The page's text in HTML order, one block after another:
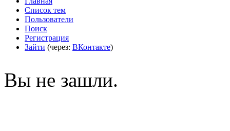
Список тем
Пользователи
Поиск
Регистрация
Зайти (через: ВКонтакте)
Вы не зашли.